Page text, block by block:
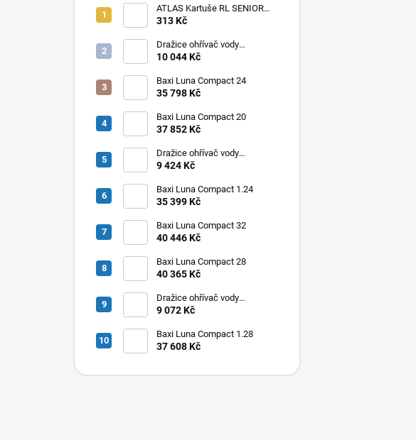
ATLAS Kartuše RL SENIOR
10" 50 MCR BX
313 Kč
Dražice ohřívač vody
elektrický svislý OKHE ONE/E
10 044 Kč
Baxi Luna Compact 24
35 798 Kč
Baxi Luna Compact 20
37 852 Kč
Dražice ohřívač vody
elektrický svislý OKHE ONE/E
9 424 Kč
Baxi Luna Compact 1.24
35 399 Kč
Baxi Luna Compact 32
40 446 Kč
Baxi Luna Compact 28
40 365 Kč
Dražice ohřívač vody
elektrický svislý OKHE ONE/E
9 072 Kč
Baxi Luna Compact 1.28
37 608 Kč